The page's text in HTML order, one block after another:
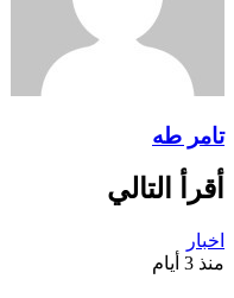
تامر طه
أقرأ التالي
اخبار
منذ 3 أيام